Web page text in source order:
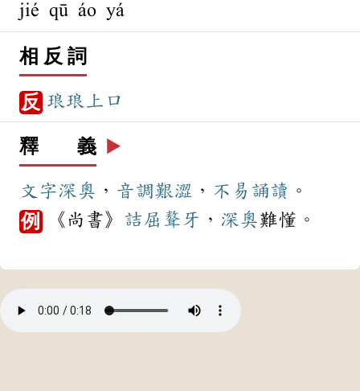
jié qū áo yá
相 反 詞
反 琅琅上口
釋 義 ▶️
文字深奧 ， 音調艱澀 ， 不易 誦讀 。
例 《尚書》 詰屈聱牙 ， 深奧難懂。